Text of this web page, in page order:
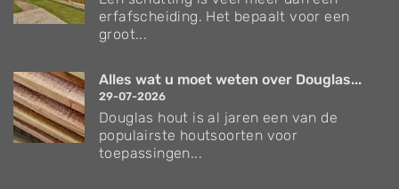
erfafscheiding. Het bepaalt voor een
groot...
Alles wat u moet weten over Douglas...
29-07-2026
Douglas hout is al jaren een van de
populairste houtsoorten voor
toepassingen...